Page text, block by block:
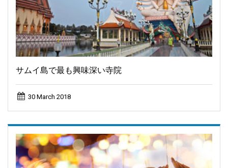
サムイ島で最も興味深い寺院
30 March 2018